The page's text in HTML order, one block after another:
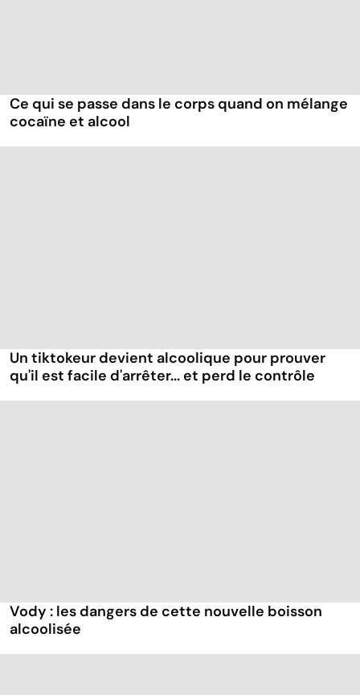
Ce qui se passe dans le corps quand on mélange
cocaïne et alcool
Un tiktokeur devient alcoolique pour prouver
qu'il est facile d'arrêter... et perd le contrôle
Vody : les dangers de cette nouvelle boisson
alcoolisée